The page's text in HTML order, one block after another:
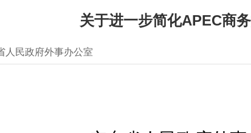
关于进一步简化APEC商
人民政府外事办公室